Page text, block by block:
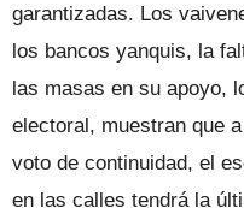
garantizadas. Los
los bancos yanquis, la
las masas en su apoyo,
electoral, muestran que
voto de continuidad, el
en las calles tendrá la